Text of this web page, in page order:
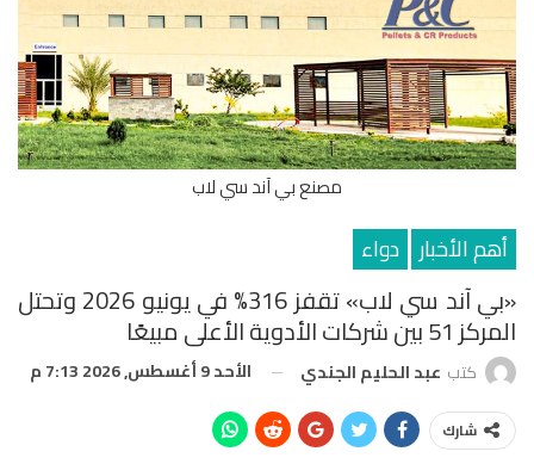
مصنع بي آند سي لاب
أهم الأخبار دواء
«بي آند سي لاب» تقفز 316% في يونيو 2026 وتحتل
المركز 51 بين شركات الأدوية الأعلى مبيعًا
كتب عبد الحليم الجندي الأحد 9 أغسطس, 2026 7:13 م
شارك